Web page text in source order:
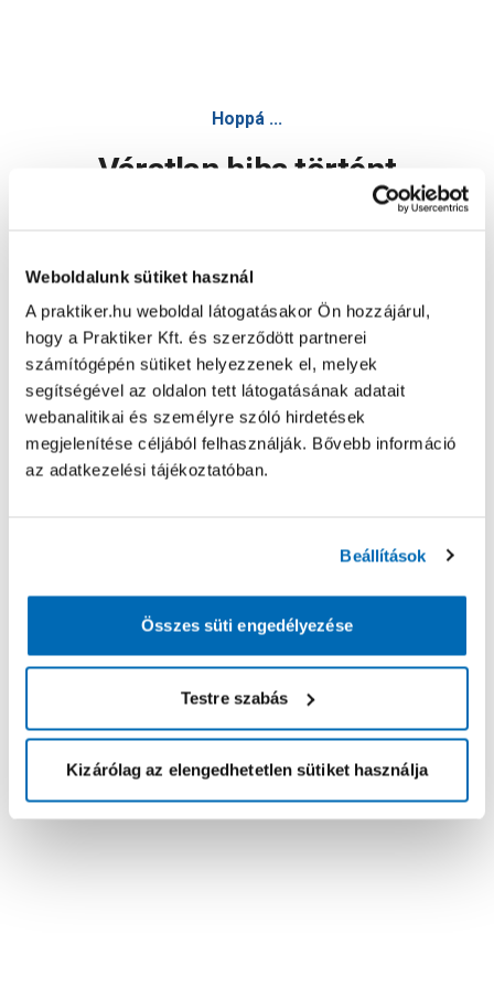
Weboldalunk sütiket használ
A praktiker.hu weboldal látogatásakor Ön hozzájárul,
hogy a Praktiker Kft. és szerződött partnerei
számítógépén sütiket helyezzenek el, melyek
segítségével az oldalon tett látogatásának adatait
webanalitikai és személyre szóló hirdetések
megjelenítése céljából felhasználják. Bővebb információ
az adatkezelési tájékoztatóban.
Beállítások
Összes süti engedélyezése
Testre szabás
Kizárólag az elengedhetetlen sütiket használja
Hoppá ...
Váratlan hiba történt
Oldal újratöltése